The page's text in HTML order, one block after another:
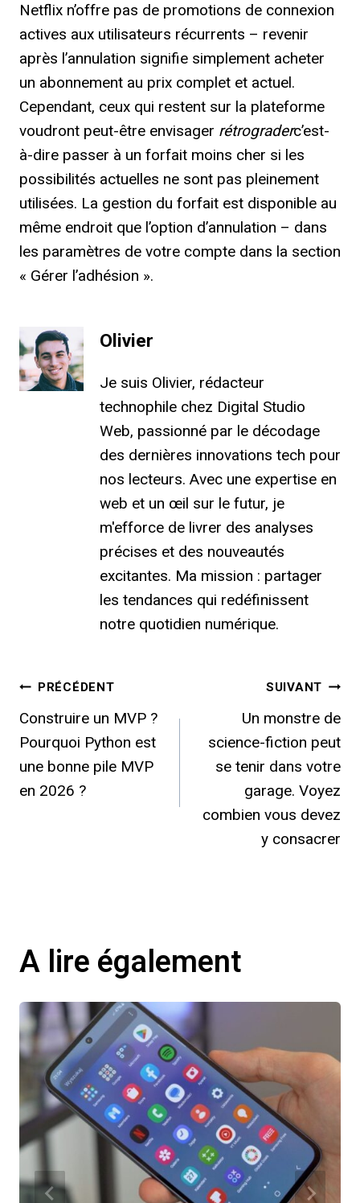
Netflix n’offre pas de promotions de connexion
actives aux utilisateurs récurrents – revenir
après l’annulation signifie simplement acheter
un abonnement au prix complet et actuel.
Cependant, ceux qui restent sur la plateforme
voudront peut-être envisager rétrograderc’est-
à-dire passer à un forfait moins cher si les
possibilités actuelles ne sont pas pleinement
utilisées. La gestion du forfait est disponible au
même endroit que l’option d’annulation – dans
les paramètres de votre compte dans la section
« Gérer l’adhésion ».
Olivier
Je suis Olivier, rédacteur
technophile chez Digital Studio
Web, passionné par le décodage
des dernières innovations tech pour
nos lecteurs. Avec une expertise en
web et un œil sur le futur, je
m'efforce de livrer des analyses
précises et des nouveautés
excitantes. Ma mission : partager
les tendances qui redéfinissent
notre quotidien numérique.
Navigation
de
l’article
PRÉCÉDENT
Construire un MVP ?
Pourquoi Python est
une bonne pile MVP
en 2026 ?
SUIVANT
Un monstre de
science-fiction peut
se tenir dans votre
garage. Voyez
combien vous devez
y consacrer
A lire également